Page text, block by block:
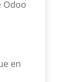
Odoo
en